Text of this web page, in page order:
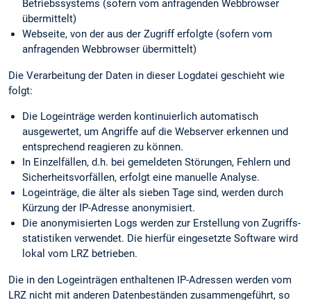
Betriebssystems (sofern vom anfragenden Webbrowser
übermittelt)
Webseite, von der aus der Zugriff erfolgte (sofern vom
anfragenden Webbrowser übermittelt)
Die Verarbeitung der Daten in dieser Logdatei geschieht wie
folgt:
Die Logeinträge werden kontinuierlich automatisch
ausgewertet, um Angriffe auf die Webserver erkennen und
entsprechend reagieren zu können.
In Einzelfällen, d.h. bei gemeldeten Störungen, Fehlern und
Sicherheits­vorfällen, erfolgt eine manuelle Analyse.
Logeinträge, die älter als sieben Tage sind, werden durch
Kürzung der IP-Adresse anonymisiert.
Die anonymisierten Logs werden zur Erstellung von Zugriffs­
statistiken verwendet. Die hierfür eingesetzte Software wird
lokal vom LRZ betrieben.
Die in den Logeinträgen enthaltenen IP-Adressen werden vom
LRZ nicht mit anderen Datenbeständen zusammengeführt, so